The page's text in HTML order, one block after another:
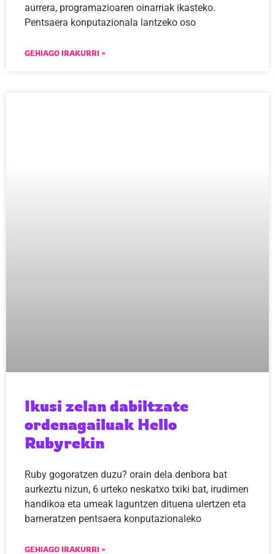
aurrera, programazioaren oinarriak ikasteko.
Pentsaera konputazionala lantzeko oso
GEHIAGO IRAKURRI »
Ikusi zelan dabiltzate
ordenagailuak Hello
Rubyrekin
Ruby gogoratzen duzu? orain dela denbora bat
aurkeztu nizun, 6 urteko neskatxo txiki bat, irudimen
handikoa eta umeak laguntzen dituena ulertzen eta
barneratzen pentsaera konputazionaleko
GEHIAGO IRAKURRI »